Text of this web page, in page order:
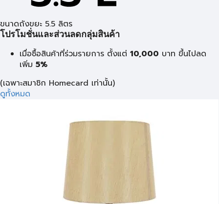
ขนาดถังขยะ 5.5 ลิตร
โปรโมชั่นและส่วนลดกลุ่มสินค้า
เมื่อซื้อสินค้าที่ร่วมรายการ ตั้งแต่ 10,000 บาท ขึ้นไปลด
เพิ่ม 5%
(เฉพาะสมาชิก Homecard เท่านั้น)
ดูทั้งหมด